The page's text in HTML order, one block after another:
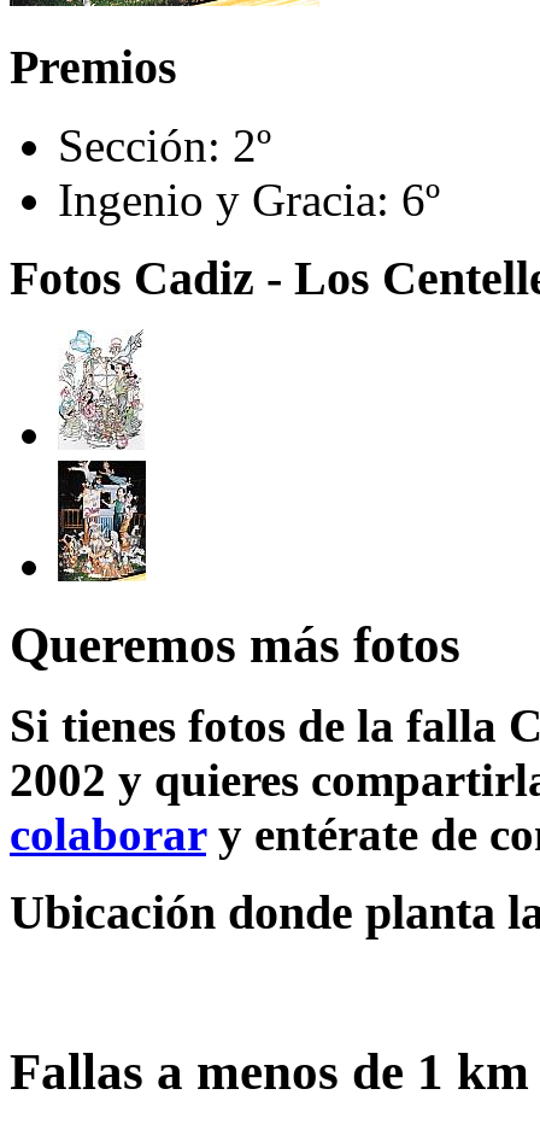
Premios
Sección: 2º
Ingenio y Gracia: 6º
Fotos Cadiz - Los
Queremos más fotos
Si tienes fotos de la falla
2002 y quieres
colaborary entérate de
Ubicación donde planta
Fallas a menos de 1